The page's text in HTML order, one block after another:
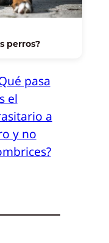
perros?
pasa
el
a
y no